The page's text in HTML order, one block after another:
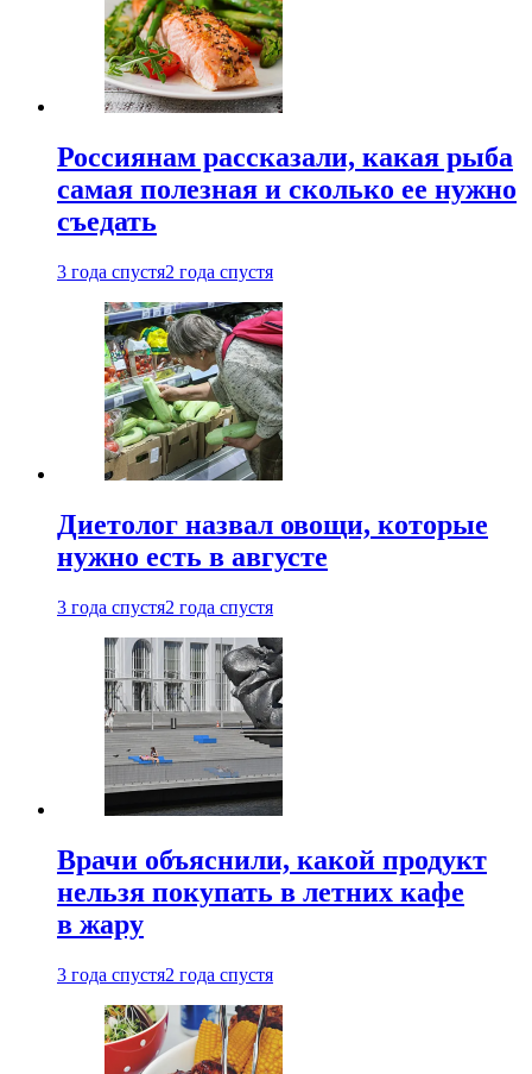
Россиянам рассказали, какая рыба
самая полезная и сколько ее нужно
съедать
3 года спустя2 года спустя
Диетолог назвал овощи, которые
нужно есть в августе
3 года спустя2 года спустя
Врачи объяснили, какой продукт
нельзя покупать в летних кафе
в жару
3 года спустя2 года спустя